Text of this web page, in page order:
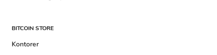
BITCOIN STORE
Kontorer